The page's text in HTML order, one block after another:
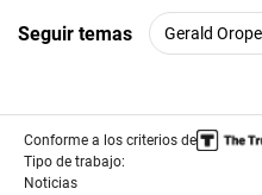
Seguir temas Gerald
Conforme a los criterios de
Tipo de trabajo:
Noticias